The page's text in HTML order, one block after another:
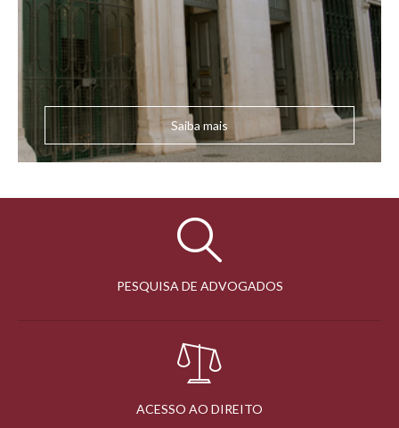
Saiba mais
PESQUISA DE ADVOGADOS
ACESSO AO DIREITO